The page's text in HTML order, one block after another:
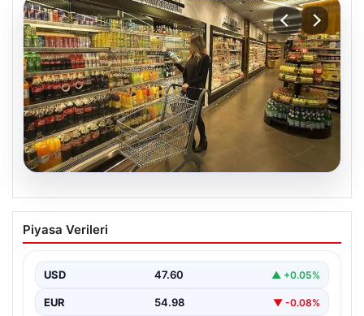
05.08.2026
Enflasyon verileri ne zaman
açıklanacak? 2026 TÜİK mart ayı
Piyasa Verileri
USD 47.60 ▲ +0.05%
EUR 54.98 ▼ -0.08%